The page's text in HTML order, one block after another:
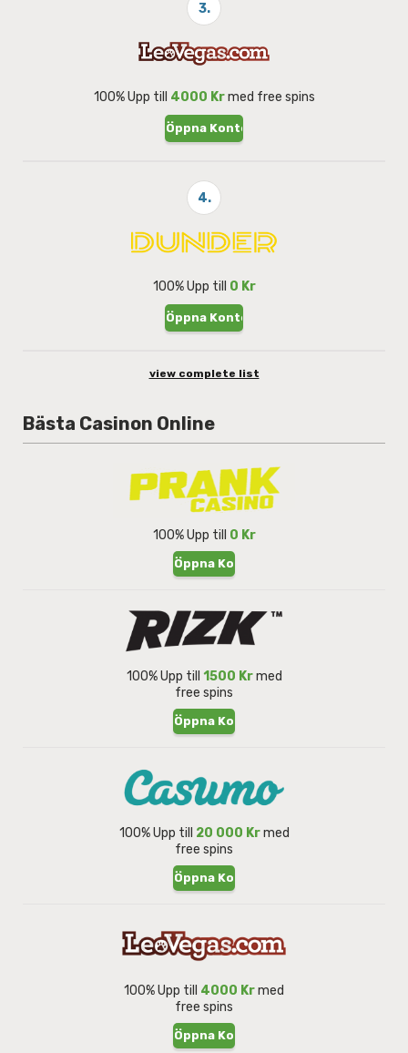
3.
100% Upp till 4000 Krmed free spins
Öppna Konto
4.
100% Upp till 0 Kr
Öppna Konto
view complete list
Bästa Casinon Online
100% Upp till 0 Kr
Öppna Konto
100% Upp till 1500 Krmed
free spins
Öppna Konto
100% Upp till 20 000 Krmed
free spins
Öppna Konto
100% Upp till 4000 Krmed
free spins
Öppna Konto